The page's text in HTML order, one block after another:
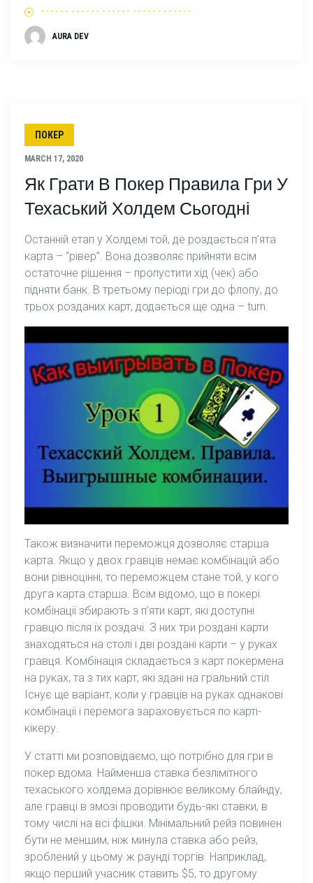
AURA DEV
ПОКЕР
MARCH 17, 2020
Як Грати В Покер Правила Гри У
Техаський Холдем Сьогодні
Останній етап у Холдемі той, де роздається п’ята
карта – “рівер”. Вона дозволяє прийняти всім
остаточне рішення – пропустити хід (чек) або
підняти банк. В третьому періоді гри до флопу, до
трьох розданих карт, додається ще одна – turn.
Також визначити переможця дозволяє старша
карта. Якщо у двох гравців немає комбінацій або
вони рівноцінні, то переможцем стане той, у кого
друга карта старша. Всім відомо, що в покері
комбінації збирають з п’яти карт, які доступні
гравцю після їх роздачі. З них три роздані карти
знаходяться на столі і дві роздані карти – у руках
гравця. Комбінація складається з карт покермена
на руках, та з тих карт, які здані на гральний стіл.
Існує ще варіант, коли у гравців на руках однакові
комбінації і перемога зараховується по карті-
кікеру.
У статті ми розповідаємо, що потрібно для гри в
покер вдома. Найменша ставка безлімітного
техаського холдема дорівнює великому блайнду,
але гравці в змозі проводити будь-які ставки, в
тому числі на всі фішки. Мінімальний рейз повинен
бути не меншим, ніж минула ставка або рейз,
зроблений у цьому ж раунді торгів. Наприклад,
якщо перший учасник ставить $5, то другому